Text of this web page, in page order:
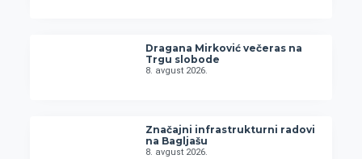
Dragana Mirković večeras na
Trgu slobode
8. avgust 2026.
Značajni infrastrukturni radovi
na Bagljašu
8. avgust 2026.